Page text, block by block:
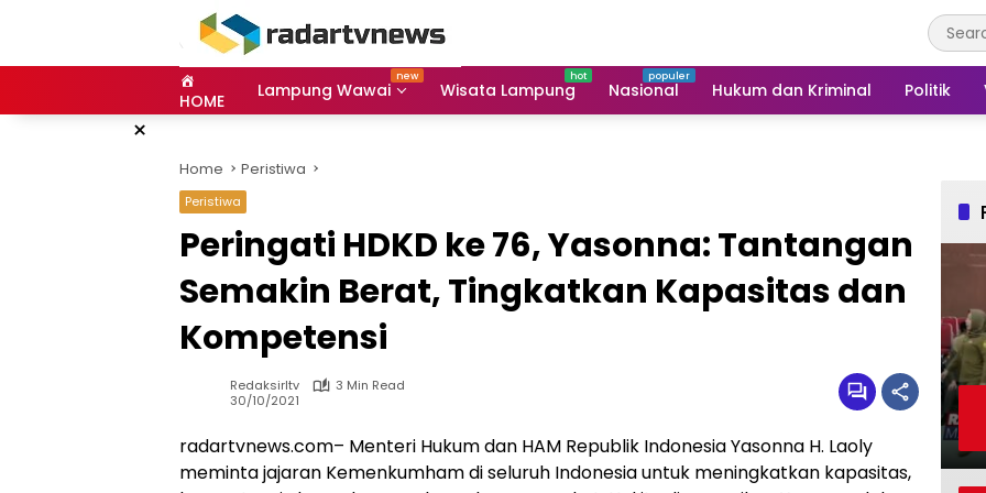
HOME Lampung Wawai Wisata Lampung Nasional Hukum dan Kriminal Politik
×
Home Peristiwa
Peristiwa
Peringati HDKD ke 76, Yasonna: Tantangan
Semakin Berat, Tingkatkan Kapasitas dan
Kompetensi
Redaksirltv
3 Min Read
30/10/2021
radartvnews.com– Menteri Hukum dan HAM Republik Indonesia Yasonna H. Laoly
meminta jajaran Kemenkumham di seluruh Indonesia untuk meningkatkan kapasitas,